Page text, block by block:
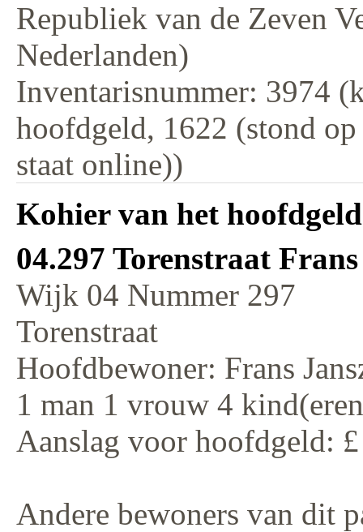
Republiek van de Zeven
Nederlanden)
Inventarisnummer: 3974
hoofdgeld, 1622 (stond
staat online))
Kohier van het
04.297 Torenstraat
Wijk 04 Nummer 297
Torenstraat
Hoofdbewoner: Frans
1 man 1 vrouw 4
Aanslag voor hoofdgeld:
Andere bewoners van dit